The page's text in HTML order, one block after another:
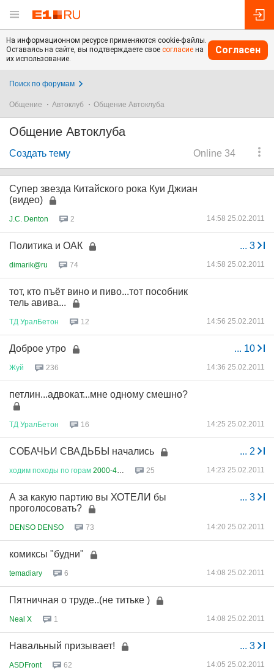
На информационном ресурсе применяются cookie-файлы.
Оставаясь на сайте, вы подтверждаете свое согласие на
их использование.
Согласен
Поиск по форумам
Общение Автоклуб Общение Автоклуба
Общение Автоклуба
Online 34
Создать тему
Супер звезда Китайского рока Куи Джиан
(видео)
J.C. Denton 2 14:58 25.02.2011
... 3
Политика и ОАК
dimarik@ru 74 14:58 25.02.2011
тот, кто пъёт вино и пиво...тот пособник
тель авива...
ТД УралБетон 12 14:56 25.02.2011
... 10
Доброе утро
Жуй 236 14:36 25.02.2011
петлин...адвокат...мне одному смешно?
ТД УралБетон 16 14:25 25.02.2011
... 2
СОБАЧЬИ СВАДЬБЫ начались
ходим походы по горам 2000-400... 25 14:23 25.02.2011
... 3
А за какую партию вы ХОТЕЛИ бы
проголосовать?
DENSO DENSO 73 14:20 25.02.2011
комиксы "будни"
temadiary 6 14:08 25.02.2011
Пятничная о труде..(не титьке )
Neal X 1 14:08 25.02.2011
... 3
Навальный призывает!
ASDFront 62 14:05 25.02.2011